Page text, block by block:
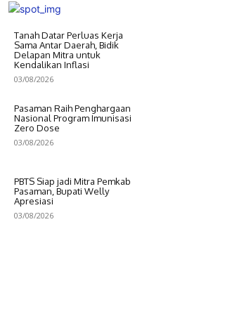
Tanah Datar Perluas Kerja
Sama Antar Daerah, Bidik
Delapan Mitra untuk
Kendalikan Inflasi
03/08/2026
Pasaman Raih Penghargaan
Nasional Program Imunisasi
Zero Dose
03/08/2026
PBTS Siap jadi Mitra Pemkab
Pasaman, Bupati Welly
Apresiasi
03/08/2026